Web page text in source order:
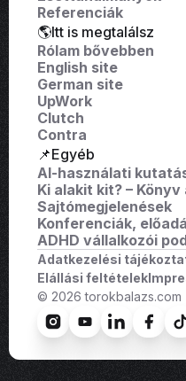
Referenciák
🌎Itt is megtalálsz
Rólam bővebben
English site
German site
UpWork
Clutch
Contra
📌Egyéb
AI-használati
Ki alakit kit? – Könyv
Sajtómegjelenések
Konferenciák,
ADHD vállalkozói
Adatkezelési
Elállási feltételek
© 2026 torokbalazs.com